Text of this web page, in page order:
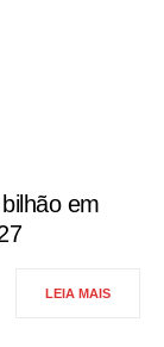
em
LEIA MAIS